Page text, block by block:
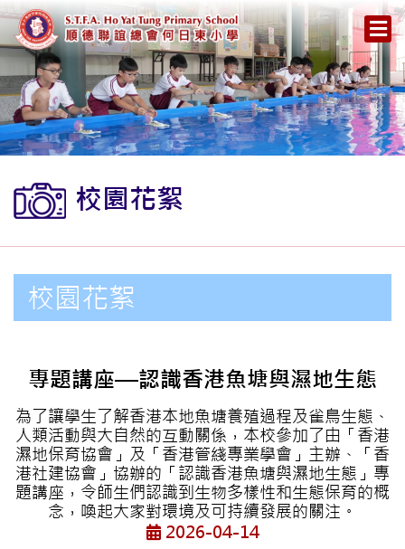
校園花絮
校園花絮
專題講座—認識香港魚塘與濕地生態
為了讓學生了解香港本地魚塘養殖過程及雀鳥生態、
人類活動與大自然的互動關係，本校參加了由「香港
濕地保育協會」及「香港管綫專業學會」主辦、「香
港社建協會」協辦的「認識香港魚塘與濕地生態」專
題講座，令師生們認識到生物多樣性和生態保育的概
念，喚起大家對環境及可持續發展的關注。
2026-04-14